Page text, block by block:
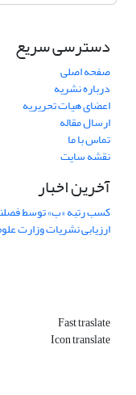
دسترسی سریع
صفحه اصلی
درباره نشریه
اعضای هیات تحریریه
ارسال مقاله
تماس با ما
نقشه سایت
آخرین اخبار
کسب رتبه «ب» توسط
ارزیابی نشریات وزارت
Fast traslate
Icon translate